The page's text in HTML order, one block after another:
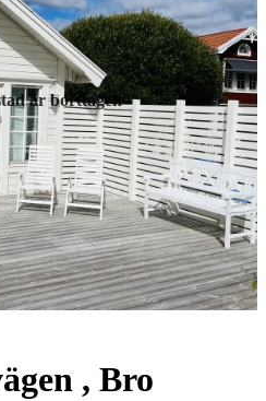
är borttagen
, Bro